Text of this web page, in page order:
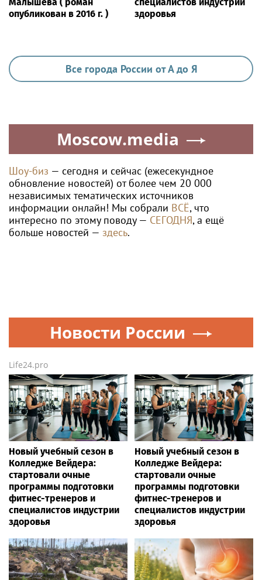
опубликован в 2016 г. )
здоровья
Все города России от А до Я
Moscow.media
Шоу-биз — сегодня и сейчас (ежесекундное
обновление новостей) от более чем 20 000
независимых тематических источников
информации онлайн! Мы собрали ВСЁ, что
интересно по этому поводу — СЕГОДНЯ, а ещё
больше новостей — здесь.
Новости России
Life24.pro
Новый учебный сезон в
Колледже Вейдера:
стартовали очные
программы подготовки
фитнес-тренеров и
специалистов индустрии
здоровья
Новый учебный сезон в
Колледже Вейдера:
стартовали очные
программы подготовки
фитнес-тренеров и
специалистов индустрии
здоровья